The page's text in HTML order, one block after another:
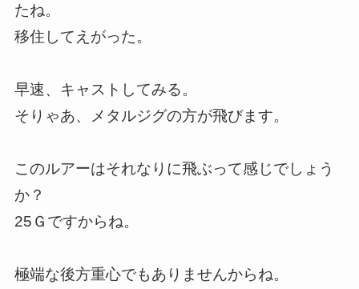
たね。
移住してえがった。
早速、キャストしてみる。
そりゃあ、メタルジグの方が飛びます。
このルアーはそれなりに飛ぶって感じでしょう
か？
25Ｇですからね。
極端な後方重心でもありませんからね。